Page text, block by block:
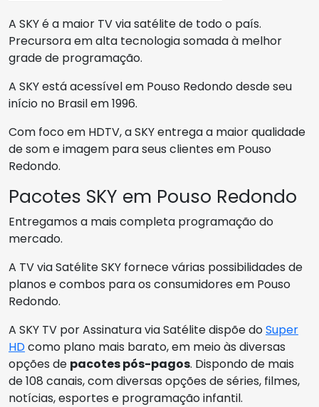
A SKY é a maior TV via satélite de todo o país.
Precursora em alta tecnologia somada à melhor
grade de programação.
A SKY está acessível em Pouso Redondo desde seu
início no Brasil em 1996.
Com foco em HDTV, a SKY entrega a maior qualidade
de som e imagem para seus clientes em Pouso
Redondo.
Pacotes SKY em Pouso Redondo
Entregamos a mais completa programação do
mercado.
A TV via Satélite SKY fornece várias possibilidades de
planos e combos para os consumidores em Pouso
Redondo.
A SKY TV por Assinatura via Satélite dispõe doSuper
HDcomo plano mais barato, em meio às diversas
opções de pacotes pós-pagos. Dispondo de mais
de 108 canais, com diversas opções de séries, filmes,
notícias, esportes e programação infantil.